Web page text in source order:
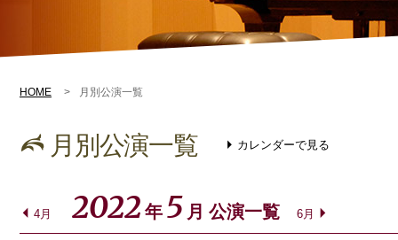
HOME 月別公演一覧
月別公演一覧 カレンダーで見る
4月 2022 年 5 月 公演一覧 6月